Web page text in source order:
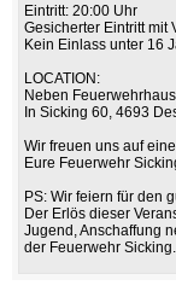
Eintritt: 20:00 Uhr
Gesicherter Eintritt mit
Kein Einlass unter 16
LOCATION:
Neben
In Sicking 60, 4693
Wir freuen uns auf
Eure Feuerwehr
PS: Wir feiern für den
Der Erlös dieser
Jugend, Anschaffung
der Feuerwehr Sicking.